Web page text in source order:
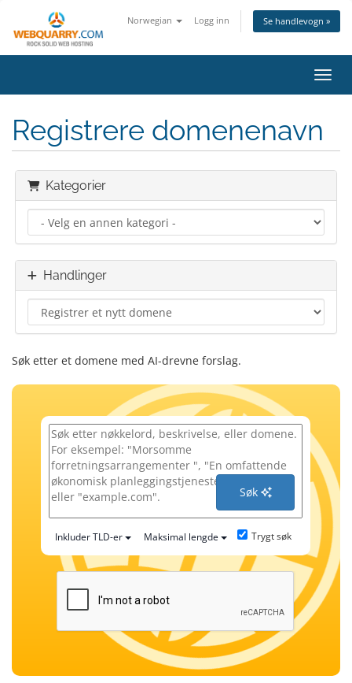
Norwegian Logg inn Se handlevogn »
Bytt
Registrere domenenavn
Kategorier
Handlinger
Søk etter et domene med AI-drevne forslag.
Søk
Inkluder TLD-er Maksimal lengde Trygt søk